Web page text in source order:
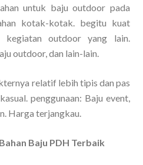
untuk baju outdoor pada
kotak-kotak. begitu kuat
outdoor yang lain.
outdoor, dan lain-lain.
relatif lebih tipis dan pas
penggunaan: Baju event,
Harga terjangkau.
Baju PDH Terbaik